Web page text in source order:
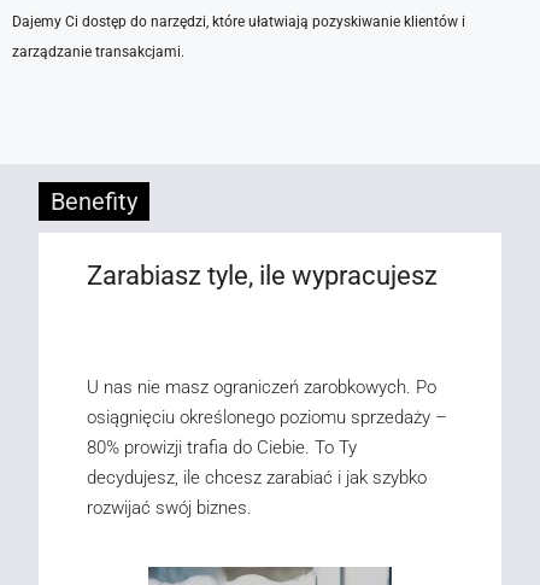
Dajemy Ci dostęp do narzędzi, które ułatwiają pozyskiwanie klientów i
zarządzanie transakcjami.
Benefity
Zarabiasz tyle, ile wypracujesz
U nas nie masz ograniczeń zarobkowych. Po
osiągnięciu określonego poziomu sprzedaży –
80% prowizji trafia do Ciebie. To Ty
decydujesz, ile chcesz zarabiać i jak szybko
rozwijać swój biznes.